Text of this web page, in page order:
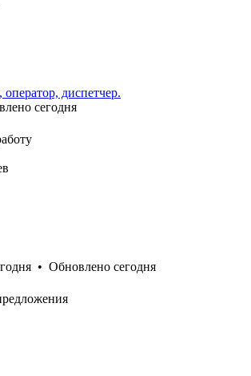
диспетчер.
сегодня
• Обновлено сегодня